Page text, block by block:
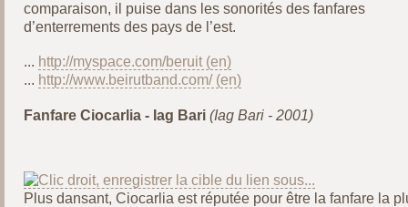
comparaison, il puise dans les sonorités des fanfares
d’enterrements des pays de l’est.
... http://myspace.com/beruit
... http://www.beirutband.com/
Fanfare Ciocarlia - Iag Bari (Iag Bari - 2001)
Plus dansant, Ciocarlia est réputée pour être la fanfare la